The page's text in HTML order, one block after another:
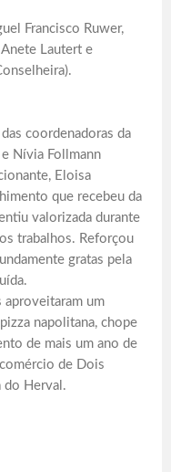
Francisco Ruwer,
Lautert e
coordenadoras da
Nívia Follmann
Eloisa
que recebeu da
valorizada durante
trabalhos. Reforçou
gratas pela
aproveitaram um
napolitana, chope
de mais um ano de
de Dois
do Herval.